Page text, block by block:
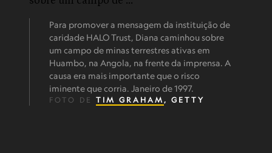
Para promover a mensagem da instituição de
caridade HALO Trust, Diana caminhou sobre
um campo de minas terrestres ativas em
Huambo, na Angola, na frente da imprensa. A
causa era mais importante que o risco
iminente que corria. Janeiro de 1997.
FOTO DE TIM GRAHAM , GETTY